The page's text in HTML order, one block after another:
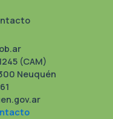
(CAM)
Neuquén